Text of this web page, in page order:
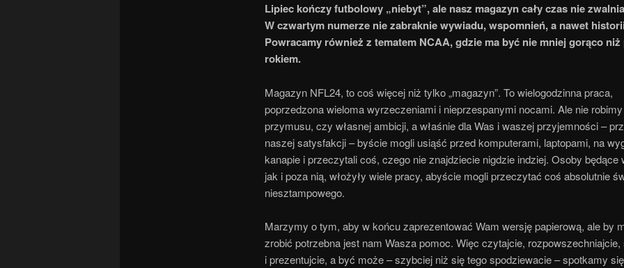
Lipiec kończy futbolowy „niebyt”, ale nasz magazyn cały czas nie
W czwartym numerze nie zabraknie wywiadu, wspomnień, a nawet
Powracamy również z tematem NCAA, gdzie ma być nie mniej gorąco niż
rokiem.
Magazyn NFL24, to coś więcej niż tylko „magazyn”. To wielogodzinna praca,
poprzedzona wieloma wyrzeczeniami i nieprzespanymi nocami. Ale nie
przymusu, czy własnej ambicji, a właśnie dla Was i waszej przyjemności –
naszej satysfakcji – byście mogli usiąść przed komputerami, laptopami, na
kanapie i przeczytali coś, czego nie znajdziecie nigdzie indziej. Osoby będące
jak i poza nią, włożyły wiele pracy, abyście mogli przeczytać coś absolutnie
niesztampowego.
Marzymy o tym, aby w końcu zaprezentować Wam wersję papierową, ale by
zrobić potrzebna jest nam Wasza pomoc. Więc czytajcie, rozpowszechniajcie,
i prezentujcie, a być może – szybciej niż się tego spodziewacie – spotkamy